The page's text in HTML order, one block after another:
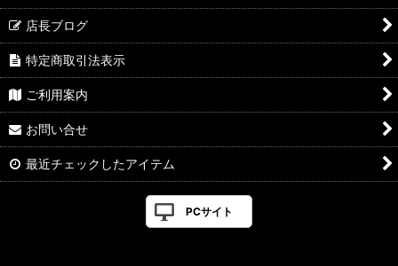
店長ブログ
特定商取引法表示
ご利用案内
お問い合せ
最近チェックしたアイテム
PCサイト